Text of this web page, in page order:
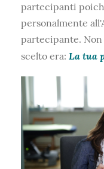
partecipanti
personalmente
partecipante. Non
scelto era: La tua